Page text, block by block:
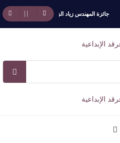
جائزة المهندس زياد الزهراني للتفوق العلمي تكرّم
) للدكتورة زينب الخضيري